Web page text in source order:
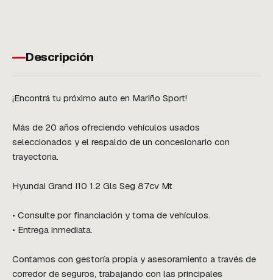
Descripción
¡Encontrá tu próximo auto en Mariño Sport!
Más de 20 años ofreciendo vehículos usados
seleccionados y el respaldo de un concesionario con
trayectoria.
Hyundai Grand I10 1.2 Gls Seg 87cv Mt
• Consulte por financiación y toma de vehículos.
• Entrega inmediata.
Contamos con gestoría propia y asesoramiento a través de
corredor de seguros, trabajando con las principales